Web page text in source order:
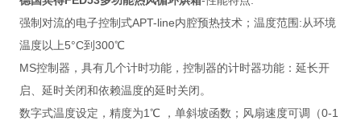
强制对流的电子控制式APT-line内腔预热技术；温度范围:从环境
温度以上5°C到300℃
MS控制器，具有几个计时功能，控制器的计时器功能：延长开
启、延时关闭和依赖温度的延时关闭。
数字式温度设定，精度为1℃ ，单斜坡函数；风扇速度可调（0-1